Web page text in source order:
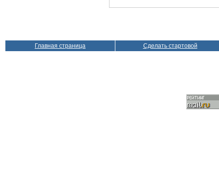
Главная страница Сделать стартовой